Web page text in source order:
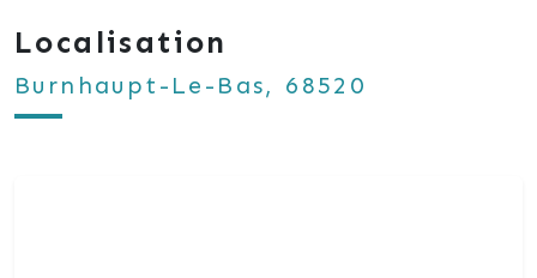
Localisation
Burnhaupt-Le-Bas, 68520